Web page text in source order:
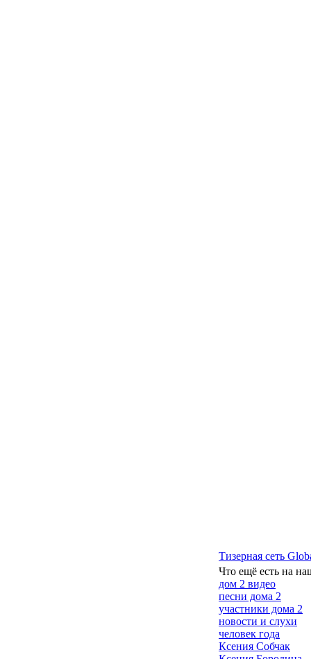
Тизерная сеть
Что ещё есть на
дом 2 видео
песни дома 2
участники дома 2
новости и слухи
человек года
Ксения Собчак